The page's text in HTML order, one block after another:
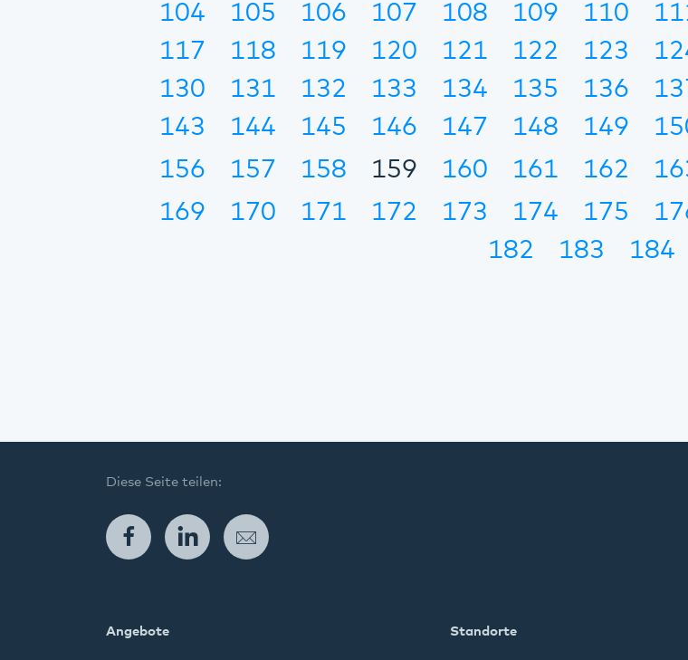
104
105 106 107 108 109 110
117
118 119 120 121 122 123
130
131 132 133 134 135 136
143
144 145 146 147 148 149
156
157 158 159 160 161 162
169
170 171 172 173 174 175
182
183 184
Diese Seite teilen:
FacebookLinkedIn
Angebote Standorte